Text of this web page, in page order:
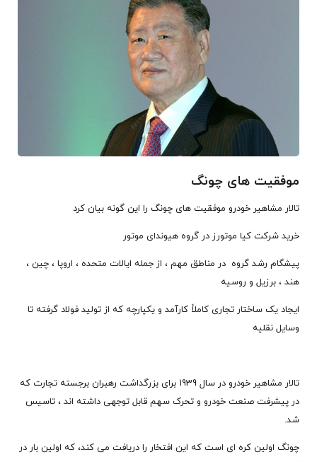
موفقیت های چونگ
تالار مشاهیر خودرو موفقیت های چونگ را این گونه بیان کرد
خرید شرکت کیا موتورز در گروه هیوندای موتور
پیشگام رشد گروه در مناطق مهم ، از جمله ایالات متحده ، اروپا ، چین ،
هند ، برزیل و روسیه
ایجاد یک ساختار تجاری کاملاً کارآمد و یکپارچه که از تولید فولاد گرفته تا
وسایل نقلیه
تالار مشاهیر خودرو در سال 1939 برای بزرگداشت رهبران برجسته تجارت که
در پیشرفت صنعت خودرو و تحرک سهم قابل توجهی داشته اند ، تاسیس
شد.
چونگ اولین کره ای است که این افتخار را دریافت می کند، که اولین بار در